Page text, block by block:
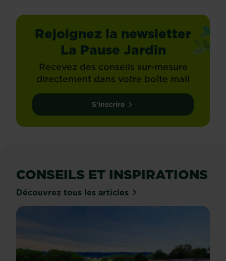
jardins,
existe-
sensation
plus...
Rejoignez la newsletter
La Pause Jardin
Recevez des conseils sur-mesure
directement dans votre boîte mail
S'inscrire
CONSEILS ET INSPIRATIONS
Découvrez tous les articles